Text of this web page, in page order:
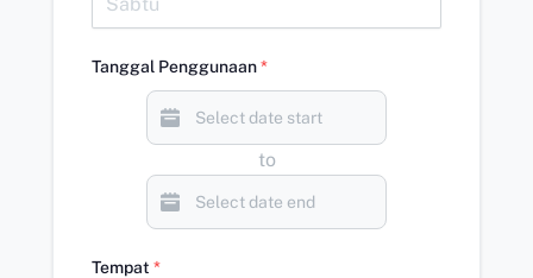
Tanggal Penggunaan*
to
Tempat *